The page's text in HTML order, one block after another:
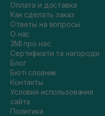
Оплата и доставка
Как сделать заказ
Ответы на вопросы
О нас
ЗМІ про нас
Сертифікати та нагороди
Блог
Бюті словник
Контакты
Условия использования
сайта
Политика